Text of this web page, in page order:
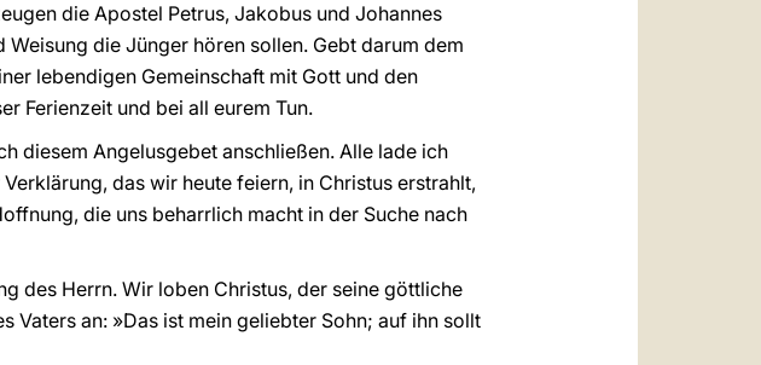
die Apostel Petrus, Jakobus und Johannes
die Jünger hören sollen. Gebt darum dem
lebendigen Gemeinschaft mit Gott und den
Ferienzeit und bei all eurem Tun.
diesem Angelusgebet anschließen. Alle lade ich
das wir heute feiern, in Christus erstrahlt,
die uns beharrlich macht in der Suche nach
des Herrn. Wir loben Christus, der seine göttliche
Vaters an: »Das ist mein geliebter Sohn; auf ihn sollt